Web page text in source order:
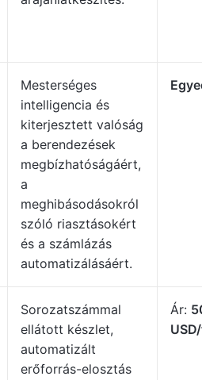
Mesterséges
intelligencia és
kiterjesztett valóság
a berendezések
megbízhatóságáért,
a
meghibásodásokról
szóló riasztásokért
és a számlázás
automatizálásáért.
Sorozatszámmal
ellátott készlet,
automatizált
erőforrás-elosztás
Ár: